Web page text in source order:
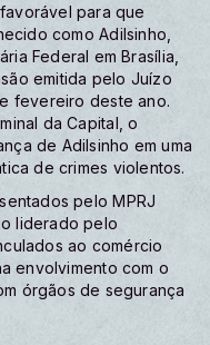
para que
como Adilsinho,
Federal em Brasília,
emitida pelo Juízo
fevereiro deste ano.
da Capital, o
de Adilsinho em uma
de crimes violentos.
pelo MPRJ
liderado pelo
ao comércio
envolvimento com o
órgãos de segurança